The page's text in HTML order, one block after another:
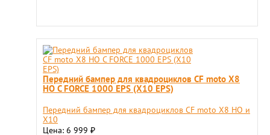
Передний бампер для квадроциклов CF moto X8
HO C FORCE 1000 EPS (X10 EPS)
Передний бампер для квадроциклов CF moto X8 HO и
X10
Цена: 6 999 ₽